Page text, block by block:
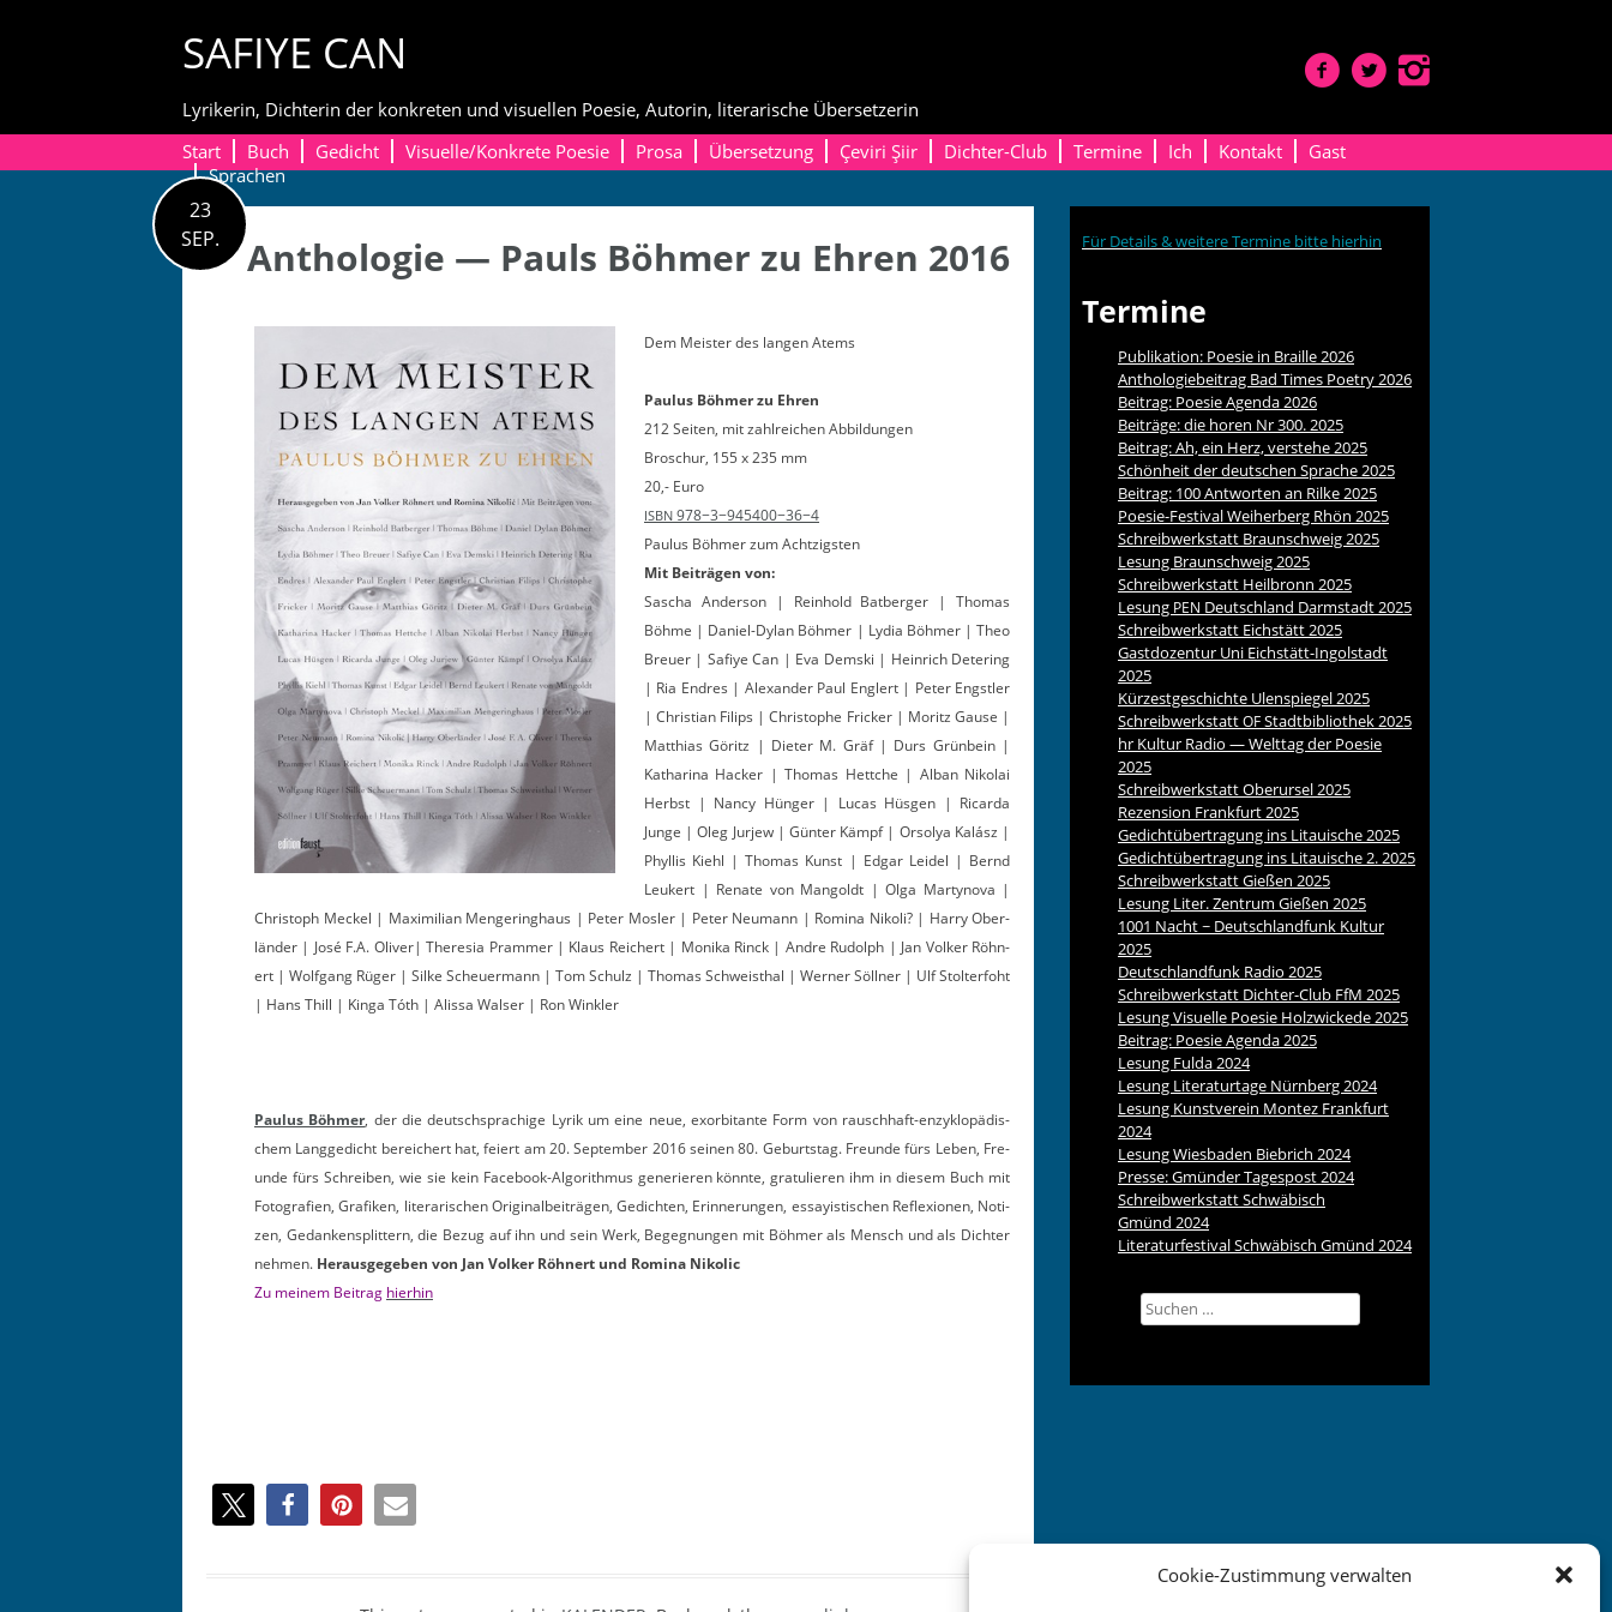
Cookie-Zustimmung verwalten
SAFIYE CAN
Lyrikerin, Dichterin der konkreten und visuellen Poesie, Autorin, literarische Übersetzerin
Start
Buch Gedicht Visuelle/Konkrete Poesie Prosa Übersetzung Çeviri Şiir Dichter-Club Termine Ich Kontakt
Gast
Sprachen
23
SEP.
Anthologie — Pauls Böhmer zu Ehren 2016
Dem Meis­ter des lan­gen Atems
Paulus Böh­mer zu Ehren
212 Seit­en, mit zahlre­ichen Abbildungen
Broschur, 155 x 235 mm
20,- Euro
ISBN 978−3−945400−36−4
Paulus Böh­mer zum Achtzigsten
Mit Beiträ­gen von:
Sascha Ander­son | Rein­hold Bat­berg­er | Thomas
Böhme | Daniel-Dylan Böh­mer | Lydia Böh­mer | Theo
Breuer | Safiye Can | Eva Dem­s­ki | Hein­rich Deter­ing
| Ria Endres | Alexan­der Paul Englert | Peter Engstler
| Chris­t­ian Fil­ips | Christophe Frick­er | Moritz Gause |
Matthias Göritz | Dieter M. Gräf | Durs Grün­bein |
Katha­ri­na Hack­er | Thomas Hettche | Alban Niko­lai
Herb­st | Nan­cy Hünger | Lucas Hüs­gen | Ricar­da
Junge | Oleg Jur­jew | Gün­ter Kämpf | Orsolya Kalász |
Phyl­lis Kiehl | Thomas Kun­st | Edgar Lei­del | Bernd
Leuk­ert | Renate von Man­goldt | Olga Mar­tyno­va |
Christoph Meck­el | Max­i­m­il­ian Men­ger­ing­haus | Peter Mosler | Peter Neu­mann | Romi­na Nikoli? | Har­ry Ober­
län­der | José F.A. Oliv­er| There­sia Pram­mer | Klaus Reichert | Moni­ka Rinck | Andre Rudolph | Jan Volk­er Röh­n­
ert | Wolf­gang Rüger | Silke Scheuer­mann | Tom Schulz | Thomas Schweisthal | Wern­er Söll­ner | Ulf Stolter­fo­ht
| Hans Thill | Kinga Tóth | Alis­sa Walser | Ron Win­kler
Paulus Böh­mer, der die deutschsprachige Lyrik um eine neue, exor­bi­tante Form von rauschhaft-enzyk­lopädis­
chem Langgedicht bere­ichert hat, feiert am 20. Sep­tem­ber 2016 seinen 80. Geburt­stag. Fre­unde fürs Leben, Fre­
unde fürs Schreiben, wie sie kein Face­book-Algo­rith­mus gener­ieren kön­nte, grat­ulieren ihm in diesem Buch mit
Fotografien, Grafiken, lit­er­arischen Orig­i­nal­beiträ­gen, Gedicht­en, Erin­nerun­gen, essay­is­tis­chen Reflex­io­nen, Noti­
zen, Gedanken­split­tern, die Bezug auf ihn und sein Werk, Begeg­nun­gen mit Böh­mer als Men­sch und als Dichter
nehmen. Her­aus­gegeben von Jan Volk­er Röh­n­ert und Romi­na Nikolic
Zu meinem Beitrag hier­hin
Für Details & weitere Termine bitte hierhin
Termine
Publikation: Poesie in Braille 2026
Anthologiebeitrag Bad Times Poetry 2026
Beitrag: Poesie Agenda 2026
Beiträge: die horen Nr 300. 2025
Beitrag: Ah, ein Herz, verstehe 2025
Schönheit der deutschen Sprache 2025
Beitrag: 100 Antworten an Rilke 2025
Poesie-Festival Weiherberg Rhön 2025
Schreibwerkstatt Braunschweig 2025
Lesung Braunschweig 2025
Schreibwerkstatt Heilbronn 2025
Lesung PEN Deutschland Darmstadt 2025
Schreibwerkstatt Eichstätt 2025
Gastdozentur Uni Eichstätt-Ingolstadt
2025
Kürzestgeschichte Ulenspiegel 2025
SchreibwerkstattOFStadtbibliothek 2025
hr Kultur Radio — Welttag der Poesie
2025
Schreibwerkstatt Oberursel 2025
Rezension Frankfurt 2025
Gedichtübertragung ins Litauische 2025
Gedichtübertragung ins Litauische 2. 2025
Schreibwerkstatt Gießen 2025
Lesung Liter. Zentrum Gießen 2025
1001 Nacht ~ Deutschlandfunk Kultur
2025
Deutschlandfunk Radio 2025
Schreibwerkstatt Dichter-Club FfM 2025
Lesung Visuelle Poesie Holzwickede 2025
Beitrag: Poesie Agenda 2025
Lesung Fulda 2024
Lesung Literaturtage Nürnberg 2024
Lesung Kunstverein Montez Frankfurt
2024
Lesung Wiesbaden Biebrich 2024
Presse: Gmünder Tagespost 2024
Schreibwerkstatt Schwäbisch
Gmünd 2024
Literaturfestival Schwäbisch Gmünd 2024
Suchen
nach: